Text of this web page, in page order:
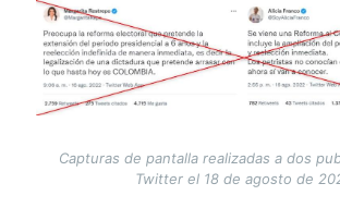
Image
Capturas de pantalla realizadas a dos
Twitter el 18 de agosto de